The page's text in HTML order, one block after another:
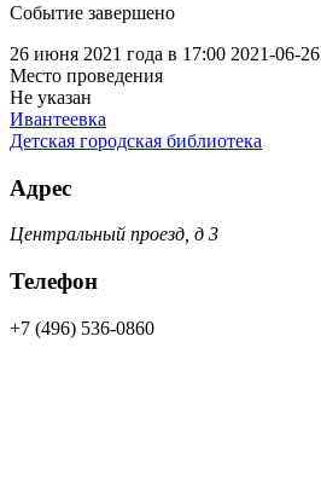
Событие завершено
26 июня 2021 года в 17:00 2021-06-26
Место проведения
Не указан
Ивантеевка
Детская городская библиотека
Адрес
Центральный проезд, д 3
Телефон
+7 (496) 536-0860